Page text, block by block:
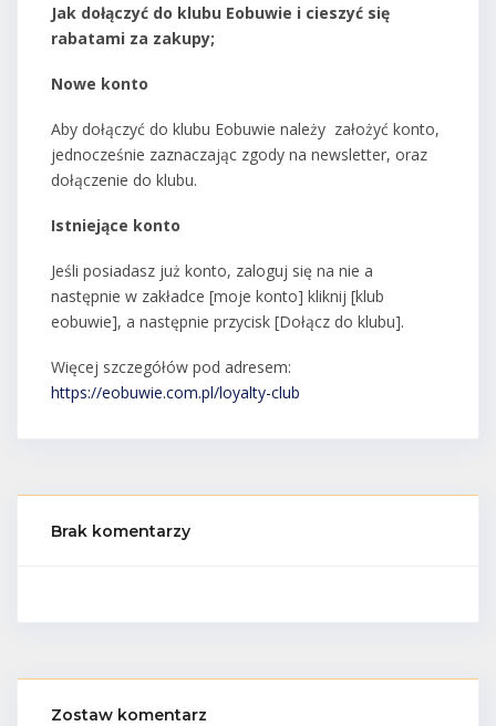
Jak dołączyć do klubu Eobuwie i cieszyć się
rabatami za zakupy;
Nowe konto
Aby dołączyć do klubu Eobuwie należy założyć konto,
jednocześnie zaznaczając zgody na newsletter, oraz
dołączenie do klubu.
Istniejące konto
Jeśli posiadasz już konto, zaloguj się na nie a
następnie w zakładce [moje konto] kliknij [klub
eobuwie], a następnie przycisk [Dołącz do klubu].
Więcej szczegółów pod adresem:
https://eobuwie.com.pl/loyalty-club
Brak komentarzy
Zostaw komentarz